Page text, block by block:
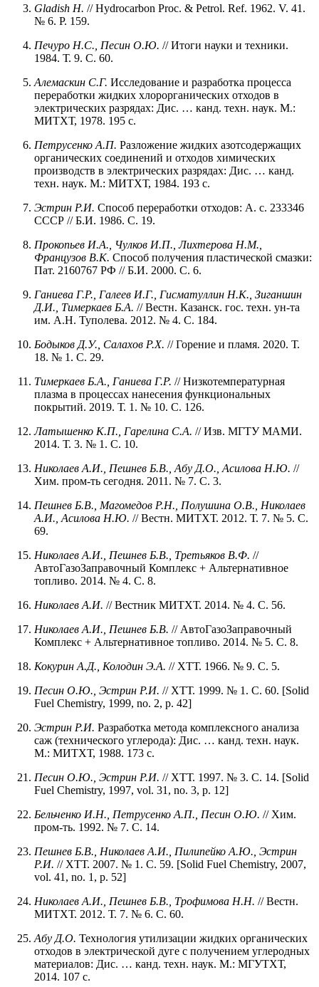
Gladish H. // Hydrocarbon Proc. & Petrol. Ref. 1962. V. 41.
№ 6. P. 159.
Печуро Н.С., Песин О.Ю. // Итоги науки и техники.
1984. Т. 9. С. 60.
Алемаскин С.Г. Исследование и разработка процесса
переработки жидких хлорорганических отходов в
электрических разрядах: Дис. … канд. техн. наук. М.:
МИТХТ, 1978. 195 с.
Петрусенко А.П. Разложение жидких азотсодержащих
органических соединений и отходов химических
производств в электрических разрядах: Дис. … канд.
техн. наук. М.: МИТХТ, 1984. 193 с.
Эстрин Р.И. Способ переработки отходов: А. с. 233346
СССР // Б.И. 1986. С. 19.
Прокопьев И.А., Чулков И.П., Лихтерова Н.М.,
Французов В.К. Способ получения пластической смазки:
Пат. 2160767 РФ // Б.И. 2000. С. 6.
Ганиева Г.Р., Галеев И.Г., Гисматуллин Н.К., Зиганшин
Д.И., Тимеркаев Б.А. // Вестн. Казанск. гос. техн. ун-та
им. А.Н. Туполева. 2012. № 4. С. 184.
Бодыков Д.У., Салахов Р.Х. // Горение и пламя. 2020. Т.
18. № 1. С. 29.
Тимеркаев Б.А., Ганиева Г.Р. // Низкотемпературная
плазма в процессах нанесения функциональных
покрытий. 2019. Т. 1. № 10. С. 126.
Латышенко К.П., Гарелина С.А. // Изв. МГТУ МАМИ.
2014. Т. 3. № 1. С. 10.
Николаев А.И., Пешнев Б.В., Абу Д.О., Асилова Н.Ю. //
Хим. пром-ть сегодня. 2011. № 7. С. 3.
Пешнев Б.В., Магомедов Р.Н., Полушина О.В., Николаев
А.И., Асилова Н.Ю. // Вестн. МИТХТ. 2012. Т. 7. № 5. С.
69.
Николаев А.И., Пешнев Б.В., Третьяков В.Ф. //
АвтоГазоЗаправочный Комплекс + Альтернативное
топливо. 2014. № 4. С. 8.
Николаев А.И. // Вестник МИТХТ. 2014. № 4. С. 56.
Николаев А.И., Пешнев Б.В. // АвтоГазоЗаправочный
Комплекс + Альтернативное топливо. 2014. № 5. С. 8.
Кокурин А.Д., Колодин Э.А. // ХТТ. 1966. № 9. С. 5.
Песин О.Ю., Эстрин Р.И. // ХТТ. 1999. № 1. С. 60. [Solid
Fuel Chemistry, 1999, no. 2, p. 42]
Эстрин Р.И. Разработка метода комплексного анализа
саж (технического углерода): Дис. … канд. техн. наук.
М.: МИТХТ, 1988. 173 с.
Песин О.Ю., Эстрин Р.И. // ХТТ. 1997. № 3. С. 14. [Solid
Fuel Chemistry, 1997, vol. 31, no. 3, p. 12]
Бельченко И.Н., Петрусенко А.П., Песин О.Ю. // Хим.
пром-ть. 1992. № 7. С. 14.
Пешнев Б.В., Николаев А.И., Пилипейко А.Ю., Эстрин
Р.И. // ХТТ. 2007. № 1. С. 59. [Solid Fuel Chemistry, 2007,
vol. 41, no. 1, p. 52]
Николаев А.И., Пешнев Б.В., Трофимова Н.Н. // Вестн.
МИТХТ. 2012. Т. 7. № 6. С. 60.
Абу Д.О. Технология утилизации жидких органических
отходов в электрической дуге с получением углеродных
материалов: Дис. … канд. техн. наук. М.: МГУТХТ,
2014. 107 с.